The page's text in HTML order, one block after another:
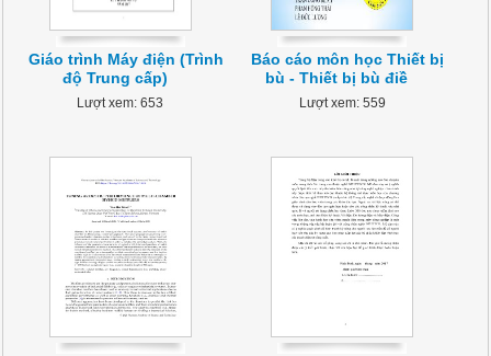
Giáo trình Máy điện (Trình
độ Trung cấp)
Lượt xem: 653
Báo cáo môn học Thiết bị
bù - Thiết bị bù điề
Lượt xem: 559